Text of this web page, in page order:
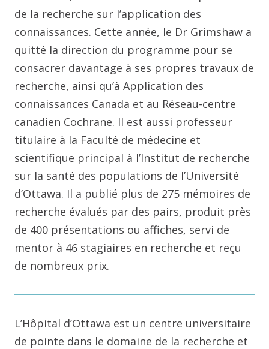
de la recherche sur l’application des
connaissances. Cette année, le Dr Grimshaw a
quitté la direction du programme pour se
consacrer davantage à ses propres travaux de
recherche, ainsi qu’à Application des
connaissances Canada et au Réseau-centre
canadien Cochrane. Il est aussi professeur
titulaire à la Faculté de médecine et
scientifique principal à l’Institut de recherche
sur la santé des populations de l’Université
d’Ottawa. Il a publié plus de 275 mémoires de
recherche évalués par des pairs, produit près
de 400 présentations ou affiches, servi de
mentor à 46 stagiaires en recherche et reçu
de nombreux prix.
L’Hôpital d’Ottawa est un centre universitaire
de pointe dans le domaine de la recherche et